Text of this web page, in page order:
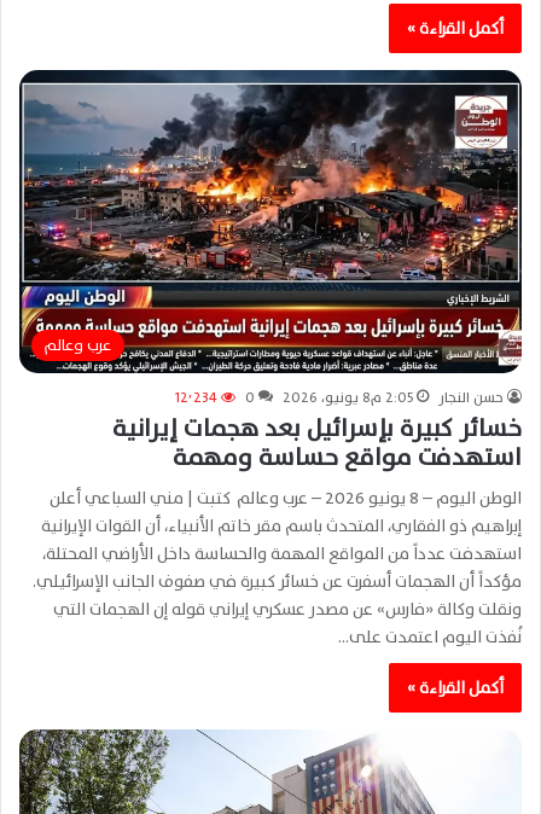
أكمل القراءة »
عرب وعالم
حسن النجار 2:05 م8 يونيو، 2026 0 12٬234
خسائر كبيرة بإسرائيل بعد هجمات إيرانية
استهدفت مواقع حساسة ومهمة
الوطن اليوم – 8 يونيو 2026 – عرب وعالم كتبت | مني السباعي أعلن
إبراهيم ذو الفقاري، المتحدث باسم مقر خاتم الأنبياء، أن القوات الإيرانية
استهدفت عدداً من المواقع المهمة والحساسة داخل الأراضي المحتلة،
مؤكداً أن الهجمات أسفرت عن خسائر كبيرة في صفوف الجانب الإسرائيلي.
ونقلت وكالة «فارس» عن مصدر عسكري إيراني قوله إن الهجمات التي
نُفذت اليوم اعتمدت على…
أكمل القراءة »